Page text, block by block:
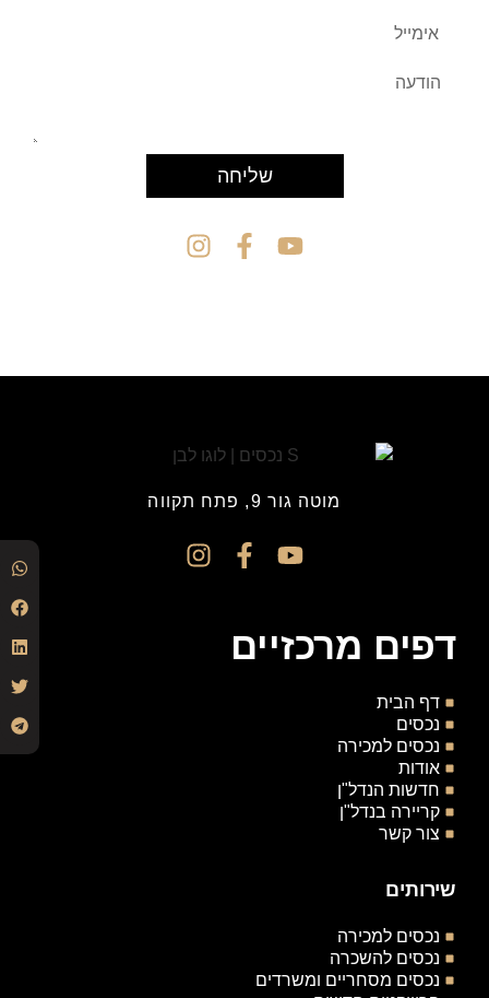
שליחה
מוטה גור 9, פתח תקווה
דפים מרכזיים
דף הבית
נכסים
נכסים למכירה
אודות
חדשות הנדל"ן
קריירה בנדל"ן
צור קשר
שירותים
נכסים למכירה
נכסים להשכרה
נכסים מסחריים ומשרדים